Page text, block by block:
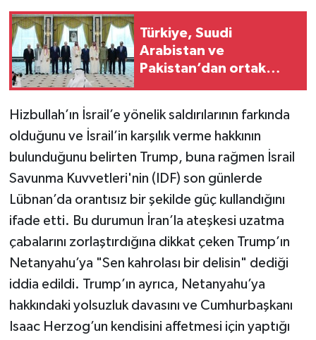
Türkiye, Suudi
Arabistan ve
Pakistan’dan ortak
Hizbullah’ın İsrail’e yönelik saldırılarının farkında
olduğunu ve İsrail’in karşılık verme hakkının
bulunduğunu belirten Trump, buna rağmen İsrail
Savunma Kuvvetleri'nin (IDF) son günlerde
Lübnan’da orantısız bir şekilde güç kullandığını
ifade etti. Bu durumun İran’la ateşkesi uzatma
çabalarını zorlaştırdığına dikkat çeken Trump’ın
Netanyahu’ya "Sen kahrolası bir delisin" dediği
iddia edildi. Trump’ın ayrıca, Netanyahu’ya
hakkındaki yolsuzluk davasını ve Cumhurbaşkanı
Isaac Herzog’un kendisini affetmesi için yaptığı